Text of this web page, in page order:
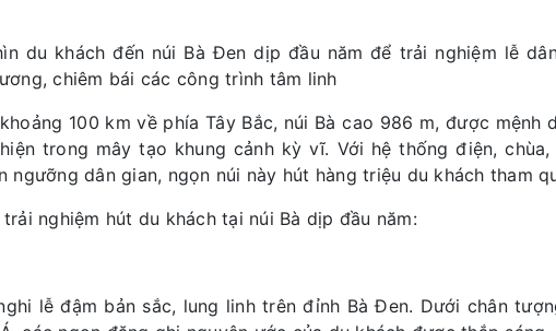
du khách đến núi Bà Đen dịp đầu năm để trải nghiệm lễ
chiêm bái các công trình tâm linh
100 km về phía Tây Bắc, núi Bà cao 986 m, được mệnh
trong mây tạo khung cảnh kỳ vĩ. Với hệ thống điện,
ngưỡng dân gian, ngọn núi này hút hàng triệu du khách tham
nghiệm hút du khách tại núi Bà dịp đầu năm:
lễ đậm bản sắc, lung linh trên đỉnh Bà Đen. Dưới chân